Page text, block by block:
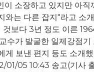
이 소장하고 있지만 아
와는 다른 잡지"라고 소
보다 3년 정도 이른
가 발굴한 일제강점기
게 보낸 편지 등도 소개
01/05 10:43 송고(기사